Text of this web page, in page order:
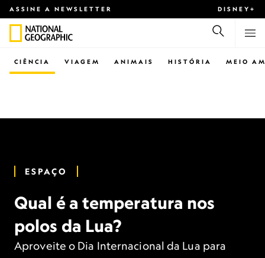
ASSINE A NEWSLETTER DISNEY+
CIÊNCIA VIAGEM ANIMAIS HISTÓRIA MEIO
ESPAÇO
Qual é a temperatura nos
polos da Lua?
Aproveite o Dia Internacional da Lua para